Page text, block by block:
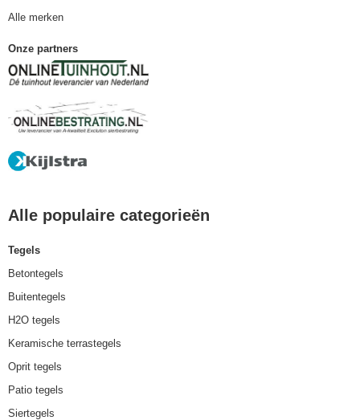
Alle merken
Onze partners
Alle populaire categorieën
Tegels
Betontegels
Buitentegels
H2O tegels
Keramische terrastegels
Oprit tegels
Patio tegels
Siertegels